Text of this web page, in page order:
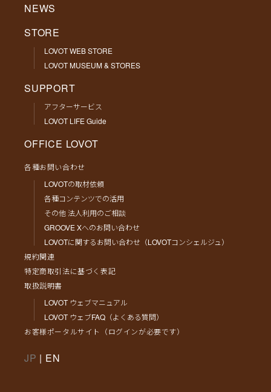
NEWS
STORE
LOVOT WEB STORE
LOVOT MUSEUM & STORES
SUPPORT
アフターサービス
LOVOT LIFE Guide
OFFICE LOVOT
各種お問い合わせ
LOVOTの取材依頼
各種コンテンツでの活用
その他 法人利用のご相談
GROOVE Xへのお問い合わせ
LOVOTに関するお問い合わせ（LOVOTコンシェルジュ）
規約関連
特定商取引法に基づく表記
取扱説明書
LOVOT ウェブマニュアル
LOVOT ウェブFAQ（よくある質問）
お客様ポータルサイト（ログインが必要です）
JP | EN